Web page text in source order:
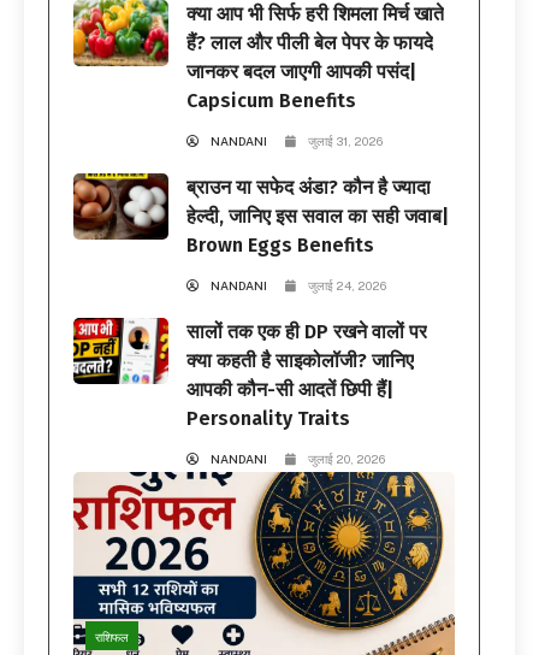
क्या आप भी सिर्फ हरी शिमला मिर्च खाते
हैं? लाल और पीली बेल पेपर के फायदे
जानकर बदल जाएगी आपकी पसंद|
Capsicum Benefits
NANDANI जुलाई 31, 2026
ब्राउन या सफेद अंडा? कौन है ज्यादा
हेल्दी, जानिए इस सवाल का सही जवाब|
Brown Eggs Benefits
NANDANI जुलाई 24, 2026
सालों तक एक ही DP रखने वालों पर
क्या कहती है साइकोलॉजी? जानिए
आपकी कौन-सी आदतें छिपी हैं|
Personality Traits
NANDANI जुलाई 20, 2026
राशिफल